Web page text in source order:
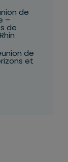
de
–
de
de
et